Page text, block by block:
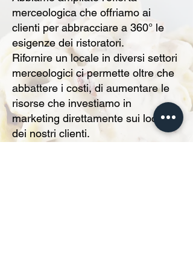
merceologica che offriamo ai
clienti per abbracciare a 360° le
esigenze dei ristoratori.
Rifornire un locale in diversi settori
merceologici ci permette oltre che
abbattere i costi, di aumentare le
risorse che investiamo in
marketing direttamente sui locali
dei nostri clienti.